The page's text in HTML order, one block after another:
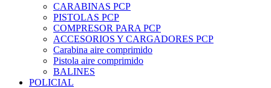
CARABINAS PCP
PISTOLAS PCP
COMPRESOR PARA PCP
ACCESORIOS Y CARGADORES PCP
Carabina aire comprimido
Pistola aire comprimido
BALINES
POLICIAL